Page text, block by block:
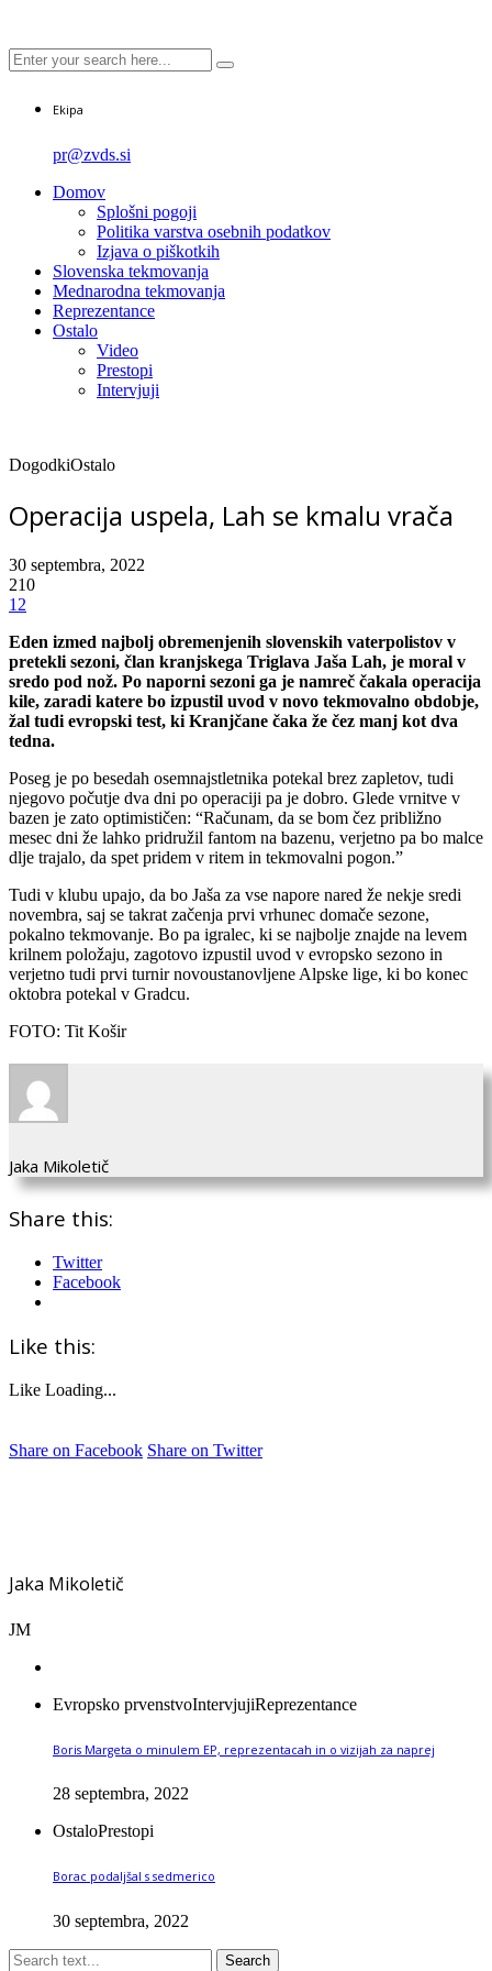
Ekipa
pr@zvds.si
Domov
Splošni pogoji
Politika varstva osebnih podatkov
Izjava o piškotkih
Slovenska tekmovanja
Mednarodna tekmovanja
Reprezentance
Ostalo
Video
Prestopi
Intervjuji
DogodkiOstalo
Operacija uspela, Lah se kmalu vrača
30 septembra, 2022
210
12
Eden izmed najbolj obremenjenih slovenskih vaterpolistov v
pretekli sezoni, član kranjskega Triglava Jaša Lah, je moral v
sredo pod nož. Po naporni sezoni ga je namreč čakala operacija
kile, zaradi katere bo izpustil uvod v novo tekmovalno obdobje,
žal tudi evropski test, ki Kranjčane čaka že čez manj kot dva
tedna.
Poseg je po besedah osemnajstletnika potekal brez zapletov, tudi
njegovo počutje dva dni po operaciji pa je dobro. Glede vrnitve v
bazen je zato optimističen: “Računam, da se bom čez približno
mesec dni že lahko pridružil fantom na bazenu, verjetno pa bo malce
dlje trajalo, da spet pridem v ritem in tekmovalni pogon.”
Tudi v klubu upajo, da bo Jaša za vse napore nared že nekje sredi
novembra, saj se takrat začenja prvi vrhunec domače sezone,
pokalno tekmovanje. Bo pa igralec, ki se najbolje znajde na levem
krilnem položaju, zagotovo izpustil uvod v evropsko sezono in
verjetno tudi prvi turnir novoustanovljene Alpske lige, ki bo konec
oktobra potekal v Gradcu.
FOTO: Tit Košir
Jaka Mikoletič
Share this:
Twitter
Facebook
Like this:
Like Loading...
Share on Facebook Share on Twitter
Jaka Mikoletič
JM
Evropsko prvenstvoIntervjujiReprezentance
Boris Margeta o minulem EP, reprezentacah in o vizijah za naprej
28 septembra, 2022
OstaloPrestopi
Borac podaljšal s sedmerico
30 septembra, 2022
Search